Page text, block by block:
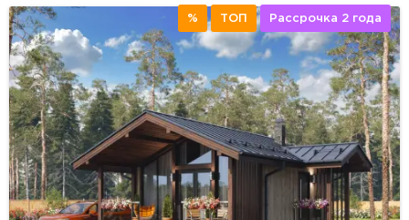
% ТОП Рассрочка 2 года